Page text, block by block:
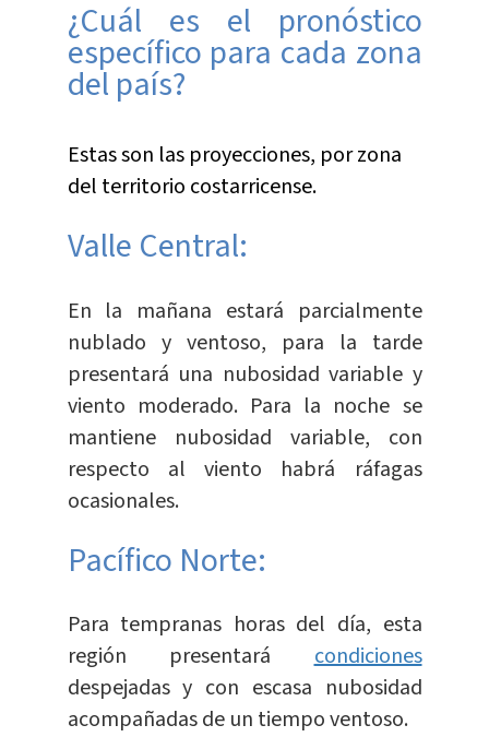
¿Cuál es el pronóstico
específico para cada zona
del país?
Estas son las proyecciones, por zona
del territorio costarricense.
Valle Central:
En la mañana estará parcialmente
nublado y ventoso, para la tarde
presentará una nubosidad variable y
viento moderado. Para la noche se
mantiene nubosidad variable, con
respecto al viento habrá ráfagas
ocasionales.
Pacífico Norte:
Para tempranas horas del día, esta
región presentarácondiciones
despejadas y con escasa nubosidad
acompañadas de un tiempo ventoso.